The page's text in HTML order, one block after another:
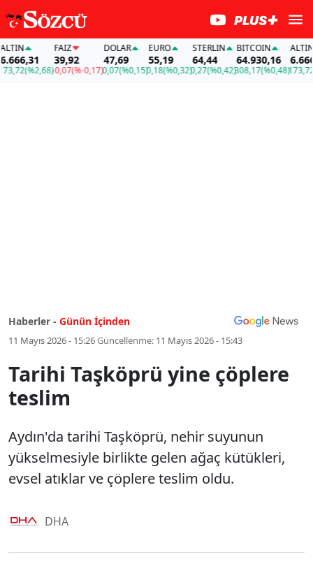
(%2,68)
FAİZ
39,92
-0,07(%-0,17)
DOLAR
47,69
0,07(%0,15)
EURO
55,19
0,18(%0,32)
STERLIN
64,44
0,27(%0,42)
BITCOIN
64.930,16
308,17(%0,48)
ALTIN
173,72
Haberler - Günün İçinden
11 Mayıs 2026 - 15:26Güncellenme: 11 Mayıs 2026 - 15:43
Tarihi Taşköprü yine çöplere
teslim
Aydın'da tarihi Taşköprü, nehir suyunun
yükselmesiyle birlikte gelen ağaç kütükleri,
evsel atıklar ve çöplere teslim oldu.
DHA